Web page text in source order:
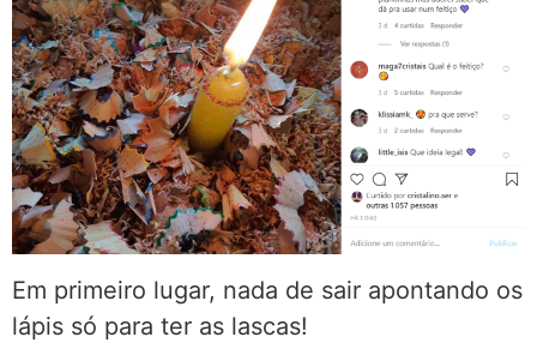
Em primeiro lugar, nada de sair apontando os
lápis só para ter as lascas!